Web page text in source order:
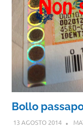
Bollo
13 AGOSTO 2014